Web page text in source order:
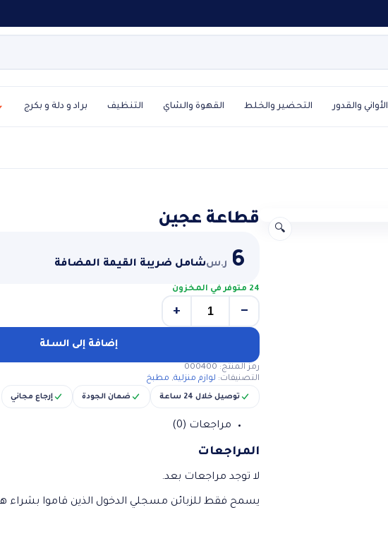
الأواني والقدور التحضير والخلط القهوة والشاي التنظيف براد و دلة و بكرج
🔍
قطاعة عجين
6 ر.سشامل ضريبة القيمة المضافة
24 متوفر في المخزون
قطاعة
−
+
إضافة إلى السلة
رمز المنتج: 000400
التصنيفات: لوازم منزلية, مطبخ
توصيل خلال 24 ساعة ضمان الجودة إرجاع مجاني
مراجعات (0)
المراجعات
لا توجد مراجعات بعد.
يسمح فقط للزبائن مسجلي الدخول الذين قاموا بشراء